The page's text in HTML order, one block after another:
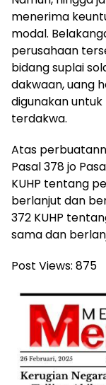
menerima
modal.
perusahaan
bidang suplai
dakwaan, uang
digunakan
terdakwa.
Atas
Pasal 378 jo
KUHP tentang
berlanjut dan
372 KUHP
sama dan
Post Views: 875